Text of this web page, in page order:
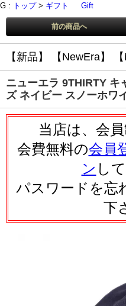
G : トップ> ギフト Gift
前の商品へ
【新品】 【NewEra】
ニューエラ 9THIRTY キ
ズ ネイビー スノーホワ
当店は、会
会費無料の会員
ン し
パスワードを忘
下